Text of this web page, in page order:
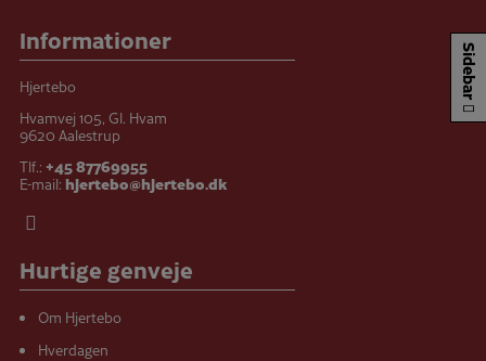
Sidebar
Informationer
Hjertebo
Hvamvej 105, Gl. Hvam
9620 Aalestrup
Tlf.: +45 87769955
E-mail: hjertebo@hjertebo.dk
Hurtige genveje
Om Hjertebo
Hverdagen